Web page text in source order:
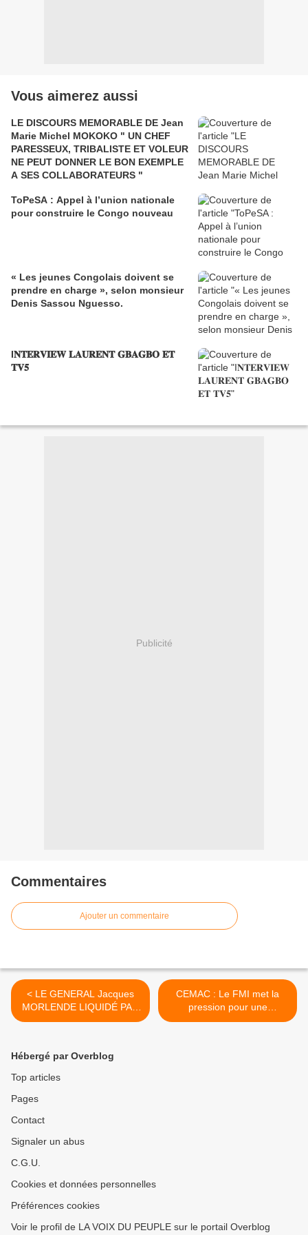
Vous aimerez aussi
LE DISCOURS MEMORABLE DE Jean
Marie Michel MOKOKO " UN CHEF
PARESSEUX, TRIBALISTE ET VOLEUR
NE PEUT DONNER LE BON EXEMPLE
A SES COLLABORATEURS "
ToPeSA : Appel à l’union nationale
pour construire le Congo nouveau
« Les jeunes Congolais doivent se
prendre en charge », selon monsieur
Denis Sassou Nguesso.
I𝐍𝐓𝐄𝐑𝐕𝐈𝐄𝐖 𝐋𝐀𝐔𝐑𝐄𝐍𝐓 𝐆𝐁𝐀𝐆𝐁𝐎 𝐄𝐓
𝐓𝐕𝟓
Publicité
Commentaires
Ajouter un commentaire
< LE GENERAL Jacques
MORLENDE LIQUIDÉ PAR
EMPOISONNEMENT. LA
VIEUX TYRAN
CEMAC : Le FMI met la
pression pour une
dévaluation du F.CFA >
Hébergé par Overblog
Top articles
Pages
Contact
Signaler un abus
C.G.U.
Cookies et données personnelles
Préférences cookies
Voir le profil de LA VOIX DU PEUPLE sur le portail Overblog